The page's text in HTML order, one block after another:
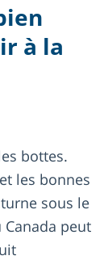
à la
bottes.
les bonnes
sous le
peut